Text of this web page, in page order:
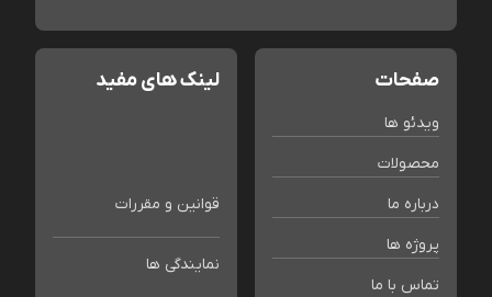
صفحات
ویدئو ها
محصولات
درباره ما
پروژه ها
تماس با ما
لینک های مفید
قوانین و مقررات
نمایندگی ها